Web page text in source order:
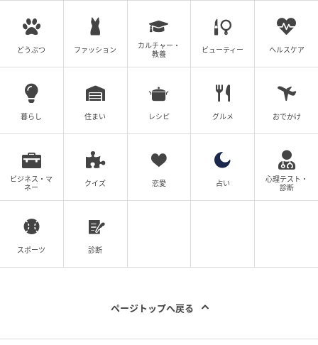
どうぶつ ファッション
カルチャー・
教養
ビューティー ヘルスケア
暮らし 住まい レシピ グルメ おでかけ
ビジネス・マ
ネー
クイズ 恋愛 占い
心理テスト・
診断
スポーツ 診断
ページトップへ戻る